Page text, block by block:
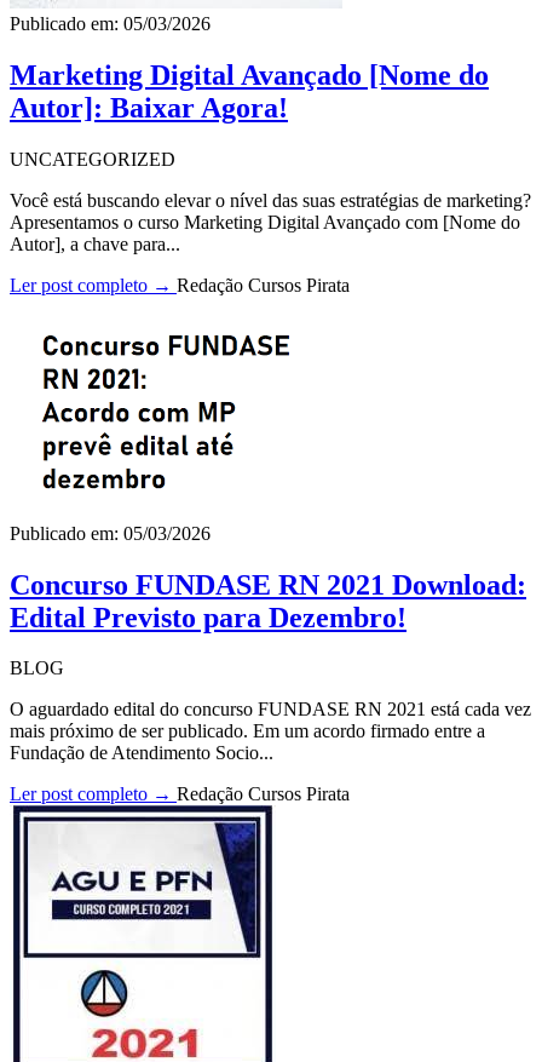
Publicado em: 05/03/2026
Marketing Digital Avançado [Nome do
Autor]: Baixar Agora!
UNCATEGORIZED
Você está buscando elevar o nível das suas estratégias de marketing?
Apresentamos o curso Marketing Digital Avançado com [Nome do
Autor], a chave para...
Ler post completo → Redação Cursos Pirata
Publicado em: 05/03/2026
Concurso FUNDASE RN 2021 Download:
Edital Previsto para Dezembro!
BLOG
O aguardado edital do concurso FUNDASE RN 2021 está cada vez
mais próximo de ser publicado. Em um acordo firmado entre a
Fundação de Atendimento Socio...
Ler post completo → Redação Cursos Pirata